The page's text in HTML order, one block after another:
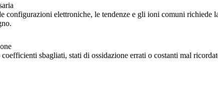
configurazioni elettroniche, le tendenze e gli ioni comuni
sbagliati, stati di ossidazione errati o costanti mal